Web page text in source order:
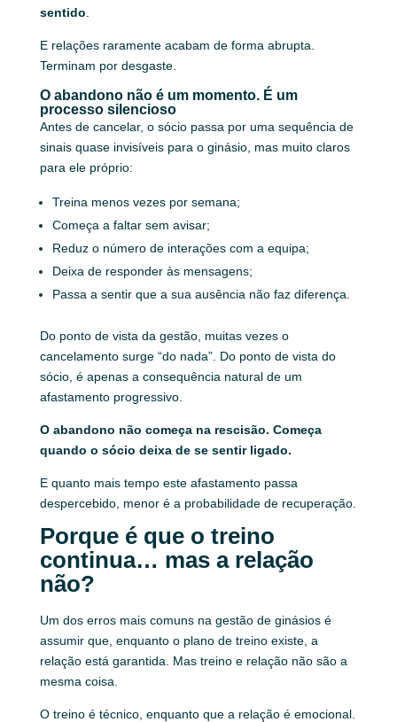
sentido
E relações raramente acabam de forma abrupta.
Terminam por desgaste.
O abandono não é um momento. É um
processo silencioso
Antes de cancelar, o sócio passa por uma sequência de
sinais quase invisíveis para o ginásio, mas muito claros
para ele próprio:
Treina menos vezes por semana;
Começa a faltar sem avisar;
Reduz o número de interações com a equipa;
Deixa de responder às mensagens;
Passa a sentir que a sua ausência não faz diferença.
Do ponto de vista da gestão, muitas vezes o
cancelamento surge “do nada”. Do ponto de vista do
sócio, é apenas a consequência natural de um
afastamento progressivo.
O abandono não começa na rescisão. Começa
quando o sócio deixa de se sentir ligado.
E quanto mais tempo este afastamento passa
despercebido, menor é a probabilidade de recuperação.
Porque é que o treino
continua… mas a relação
não?
Um dos erros mais comuns na gestão de ginásios é
assumir que, enquanto o plano de treino existe, a
relação está garantida. Mas treino e relação não são a
mesma coisa.
O treino é técnico, enquanto que a relação é emocional.